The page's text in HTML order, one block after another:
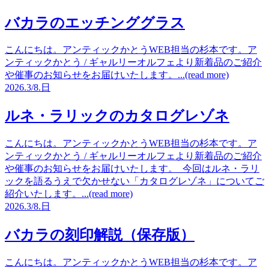
バカラのエッチンググラス
こんにちは。アンティックかとうWEB担当の杉本です。ア
ンティックかとう / ギャルリーオルフェより新着品のご紹介
や催事のお知らせをお届けいたします。...(read more)
2026.3/8. 日
ルネ・ラリックのカタログレゾネ
こんにちは。アンティックかとうWEB担当の杉本です。ア
ンティックかとう / ギャルリーオルフェより新着品のご紹介
や催事のお知らせをお届けいたします。 今回はルネ・ラリ
ックを語るうえで欠かせない「カタログレゾネ」についてご
紹介いたします。...(read more)
2026.3/8. 日
バカラの刻印解説（保存版）
こんにちは。アンティックかとうWEB担当の杉本です。ア